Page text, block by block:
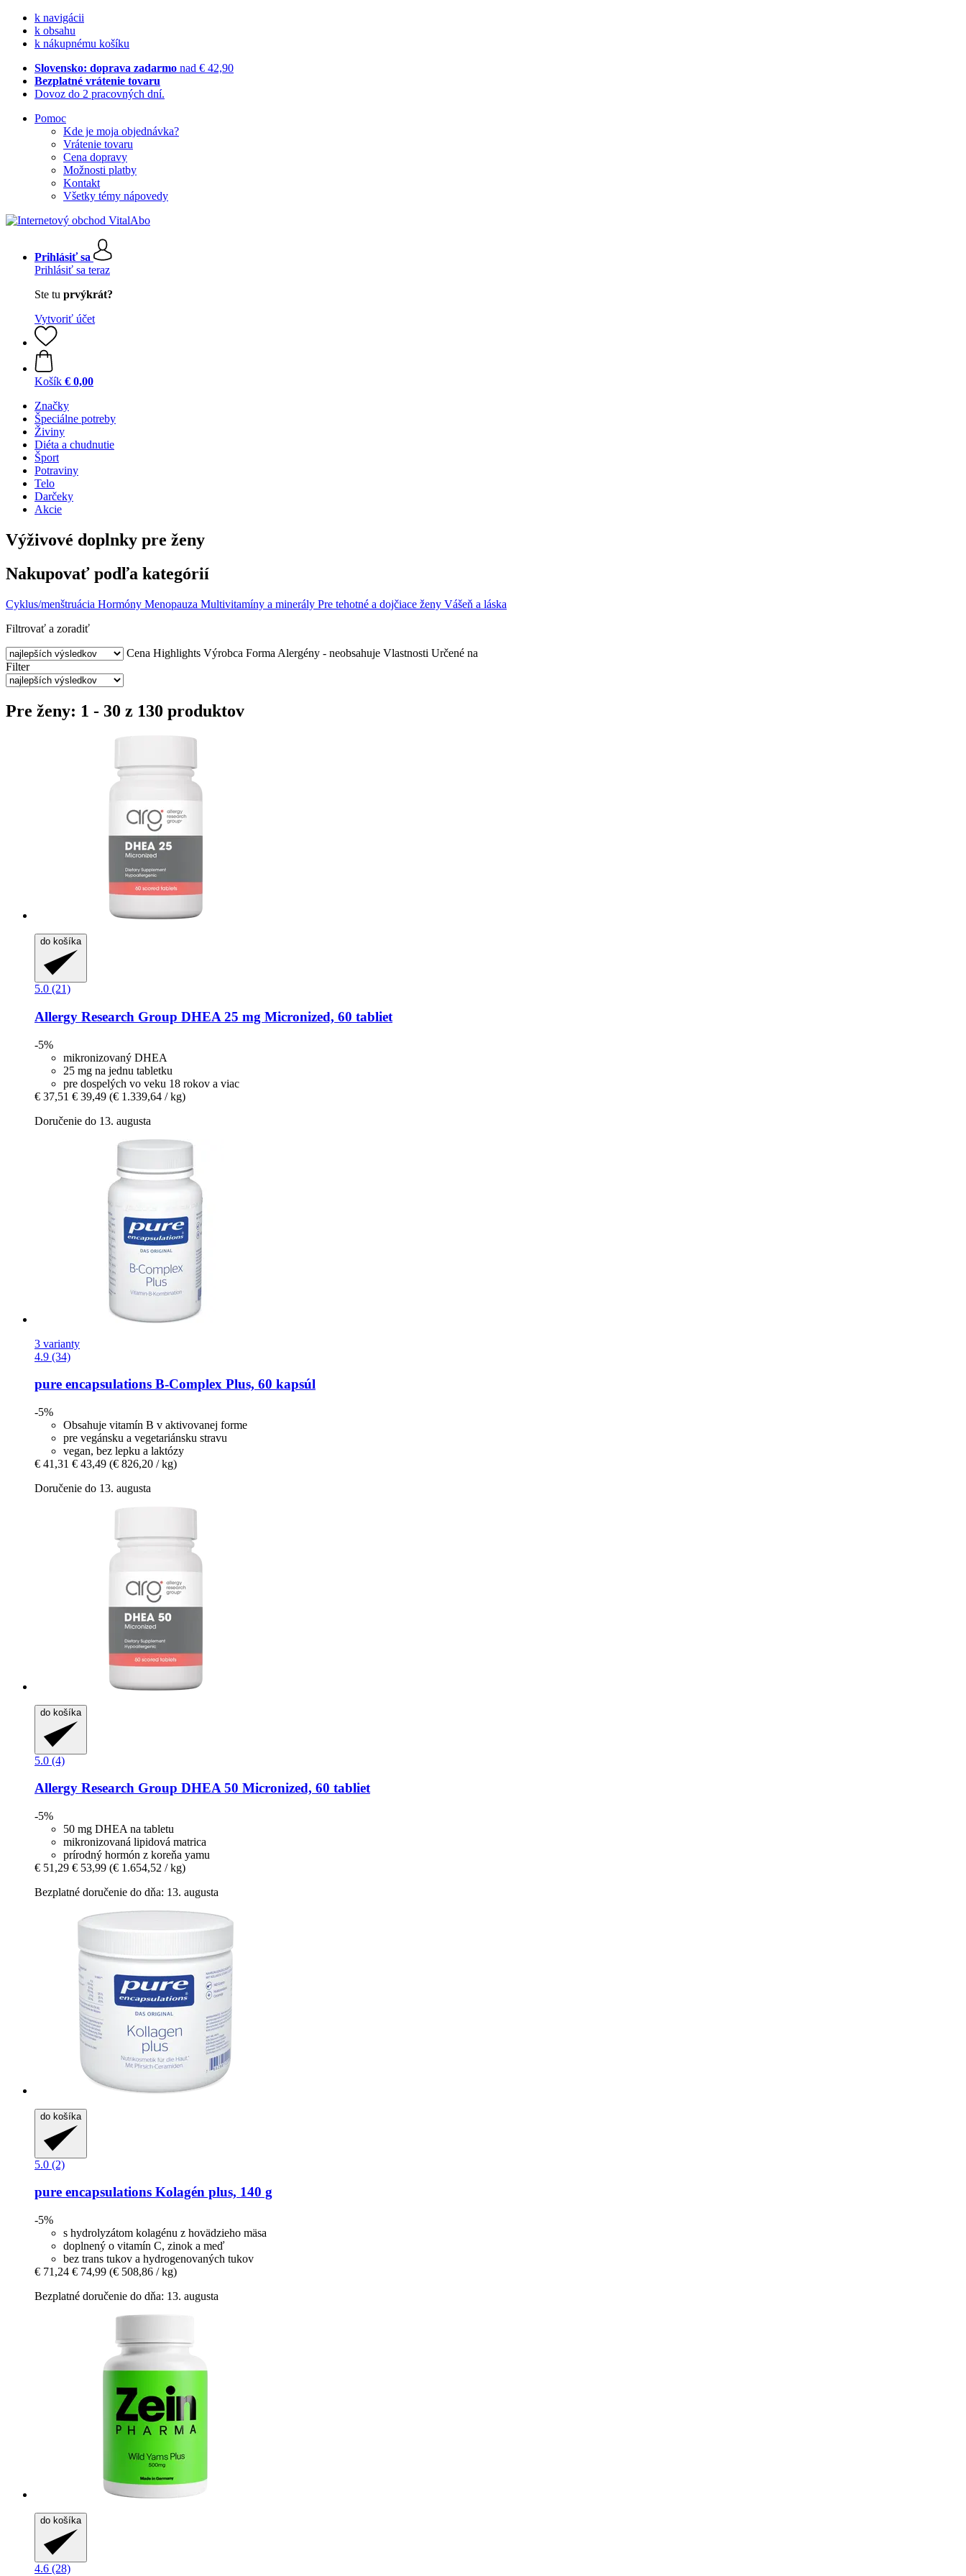
k navigácii
k obsahu
k nákupnému košíku
Slovensko: doprava zadarmo nad € 42,90
Bezplatné vrátenie tovaru
Dovoz do 2 pracovných dní.
Pomoc
Kde je moja objednávka?
Vrátenie tovaru
Cena dopravy
Možnosti platby
Kontakt
Všetky témy nápovedy
Prihlásiť sa
Prihlásiť sa teraz
Ste tu prvýkrát?
Vytvoriť účet
Košík € 0,00
Značky
Špeciálne potreby
Živiny
Diéta a chudnutie
Šport
Potraviny
Telo
Darčeky
Akcie
Výživové doplnky pre ženy
Nakupovať podľa kategórií
Cyklus/menštruácia Hormóny Menopauza Multivitamíny a minerály Pre tehotné a dojčiace ženy Vášeň a láska
Filtrovať a zoradiť
Cena Highlights Výrobca Forma Alergény - neobsahuje Vlastnosti Určené na
Filter
Pre ženy: 1 - 30 z 130 produktov
do košíka
5.0 (21)
Allergy Research Group DHEA 25 mg Micronized, 60 tabliet
-5%
mikronizovaný DHEA
25 mg na jednu tabletku
pre dospelých vo veku 18 rokov a viac
€ 37,51 € 39,49 (€ 1.339,64 / kg)
Doručenie do 13. augusta
3 varianty
4.9 (34)
pure encapsulations B-​Complex Plus, 60 kapsúl
-5%
Obsahuje vitamín B v aktivovanej forme
pre vegánsku a vegetariánsku stravu
vegan, bez lepku a laktózy
€ 41,31 € 43,49 (€ 826,20 / kg)
Doručenie do 13. augusta
do košíka
5.0 (4)
Allergy Research Group DHEA 50 Micronized, 60 tabliet
-5%
50 mg DHEA na tabletu
mikronizovaná lipidová matrica
prírodný hormón z koreňa yamu
€ 51,29 € 53,99 (€ 1.654,52 / kg)
Bezplatné doručenie do dňa: 13. augusta
do košíka
5.0 (2)
pure encapsulations Kolagén plus, 140 g
-5%
s hydrolyzátom kolagénu z hovädzieho mäsa
doplnený o vitamín C, zinok a meď
bez trans tukov a hydrogenovaných tukov
€ 71,24 € 74,99 (€ 508,86 / kg)
Bezplatné doručenie do dňa: 13. augusta
do košíka
4.6 (28)